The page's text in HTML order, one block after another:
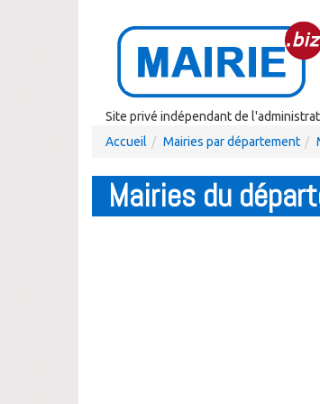
Site privé indépendant de
Accueil
Mairies par département
Mairies du